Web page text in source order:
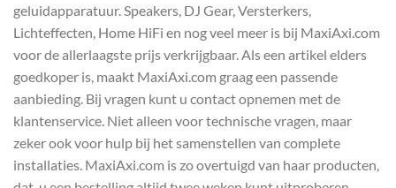
geluidapparatuur. Speakers, DJ Gear, Versterkers,
Lichteffecten, Home HiFi en nog veel meer is bij MaxiAxi.com
voor de allerlaagste prijs verkrijgbaar. Als een artikel elders
goedkoper is, maakt MaxiAxi.com graag een passende
aanbieding. Bij vragen kunt u contact opnemen met de
klantenservice. Niet alleen voor technische vragen, maar
zeker ook voor hulp bij het samenstellen van complete
installaties. MaxiAxi.com is zo overtuigd van haar producten,